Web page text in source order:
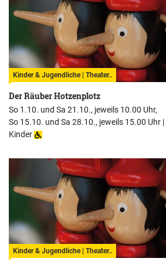
Kinder & Jugendliche | Theater..
Der Räuber Hotzenplotz
So 1.10. und Sa 21.10., jeweils 10.00 Uhr,
So 15.10. und Sa 28.10., jeweils 15.00 Uhr |
Kinder
Kinder & Jugendliche | Theater..